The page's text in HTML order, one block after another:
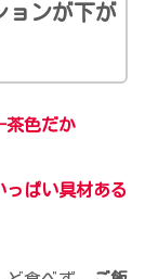
ョンが下が
色だか
ぱい具材ある